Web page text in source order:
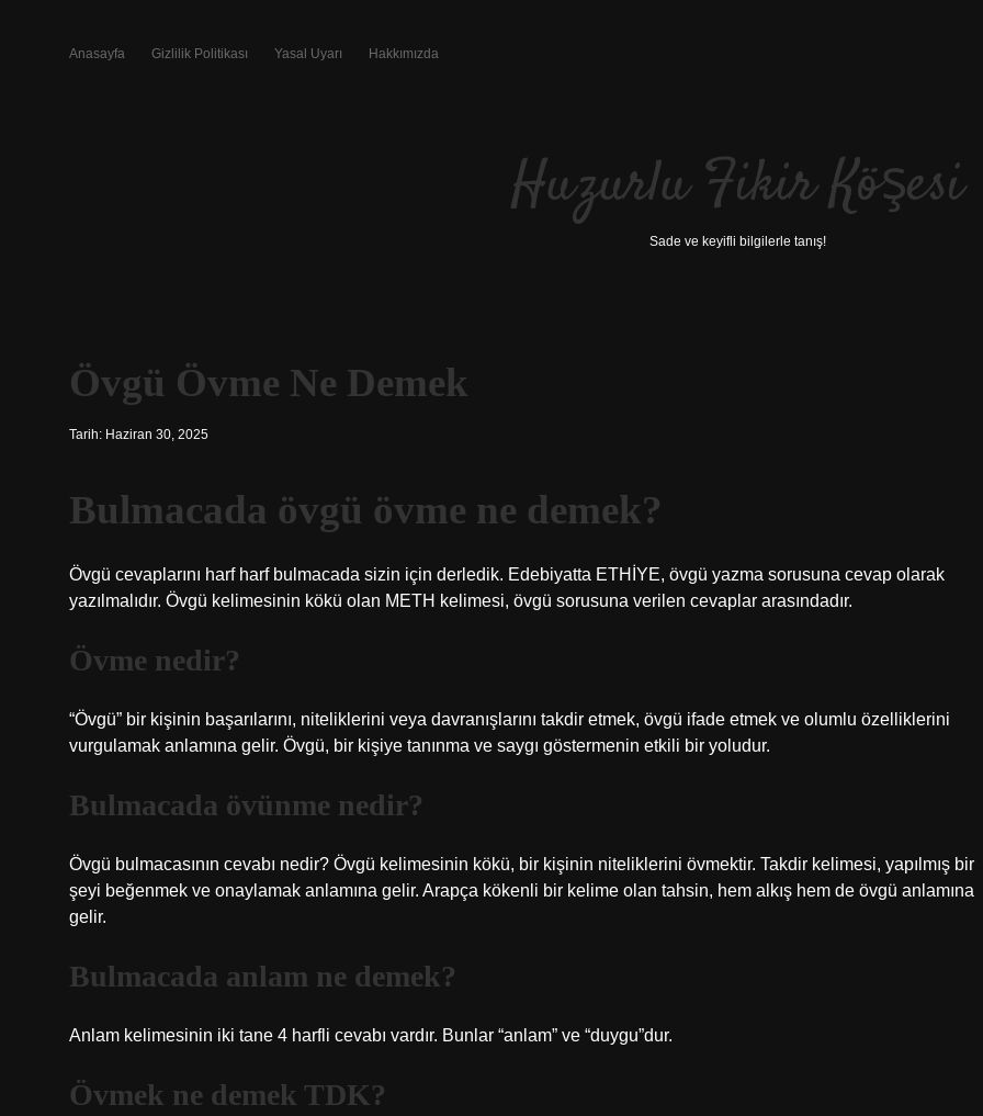
Anasayfa Gizlilik Politikası Yasal Uyarı Hakkımızda
Huzurlu Fikir Köşesi
Sade ve keyifli bilgilerle tanış!
Övgü Övme Ne Demek
Tarih: Haziran 30, 2025
Bulmacada övgü övme ne demek?
Övgü cevaplarını harf harf bulmacada sizin için derledik. Edebiyatta ETHİYE, övgü yazma sorusuna cevap olarak
yazılmalıdır. Övgü kelimesinin kökü olan METH kelimesi, övgü sorusuna verilen cevaplar arasındadır.
Övme nedir?
“Övgü” bir kişinin başarılarını, niteliklerini veya davranışlarını takdir etmek, övgü ifade etmek ve olumlu özelliklerini
vurgulamak anlamına gelir. Övgü, bir kişiye tanınma ve saygı göstermenin etkili bir yoludur.
Bulmacada övünme nedir?
Övgü bulmacasının cevabı nedir? Övgü kelimesinin kökü, bir kişinin niteliklerini övmektir. Takdir kelimesi, yapılmış bir
şeyi beğenmek ve onaylamak anlamına gelir. Arapça kökenli bir kelime olan tahsin, hem alkış hem de övgü anlamına
gelir.
Bulmacada anlam ne demek?
Anlam kelimesinin iki tane 4 harfli cevabı vardır. Bunlar “anlam” ve “duygu”dur.
Övmek ne demek TDK?